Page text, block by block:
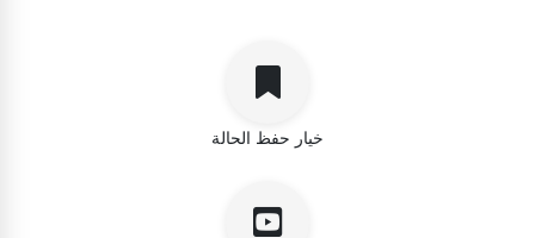
خيار حفظ الحالة